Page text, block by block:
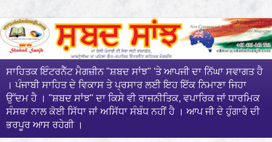
ਸਾਹਿਤਕ ਇੰਟਰਨੈੱਟ ਮੈਗਜ਼ੀਨ "ਸ਼ਬਦ ਸਾਂਝ" 'ਤੇ ਆਪਜੀ ਦਾ ਨਿੱਘਾ ਸਵਾਗਤ ਹੈ
। ਪੰਜਾਬੀ ਸਾਹਿਤ ਦੇ ਵਿਕਾਸ ਤੇ ਪ੍ਰਸਾਰ ਲਈ ਇਹ ਇੱਕ ਨਿਮਾਣਾ ਜਿਹਾ
ਉੱਦਮ ਹੈ । "ਸ਼ਬਦ ਸਾਂਝ" ਦਾ ਕਿਸੇ ਵੀ ਰਾਜਨੀਤਿਕ, ਵਪਾਰਿਕ ਜਾਂ ਧਾਰਮਿਕ
ਸੰਸਥਾ ਨਾਲ ਕੋਈ ਸਿੱਧਾ ਜਾਂ ਅਸਿੱਧਾ ਸੰਬੰਧ ਨਹੀਂ ਹੈ । ਆਪ ਜੀ ਦੇ ਹੁੰਗਾਰੇ ਦੀ
ਭਰਪੂਰ ਆਸ ਰਹੇਗੀ ।